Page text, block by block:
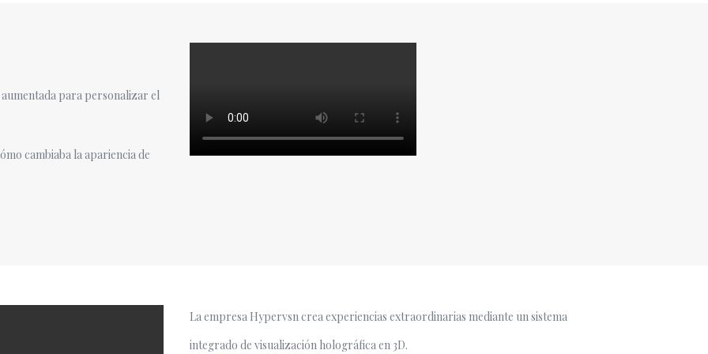
para personalizar el
cambiaba la apariencia de
La empresa Hypervsn crea experiencias extraordinarias mediante un sistema
integrado de visualización holográfica en 3D.